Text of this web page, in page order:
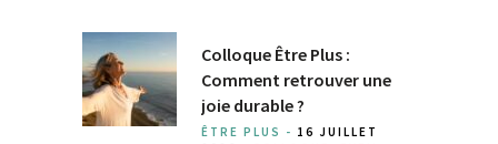
Colloque Être Plus :
Comment retrouver une
joie durable ?
ÊTRE PLUS - 16 JUILLET